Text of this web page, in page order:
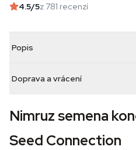
4.5/5z 781 recenzí
Popis
Doprava a vrácení
Nimruz semena
Seed Connection